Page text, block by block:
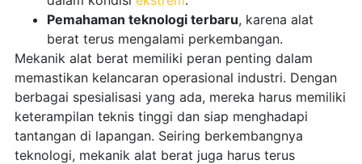
Pemahaman teknologi terbaru, karena alat
berat terus mengalami perkembangan.
Mekanik alat berat memiliki peran penting dalam
memastikan kelancaran operasional industri. Dengan
berbagai spesialisasi yang ada, mereka harus memiliki
keterampilan teknis tinggi dan siap menghadapi
tantangan di lapangan. Seiring berkembangnya
teknologi, mekanik alat berat juga harus terus